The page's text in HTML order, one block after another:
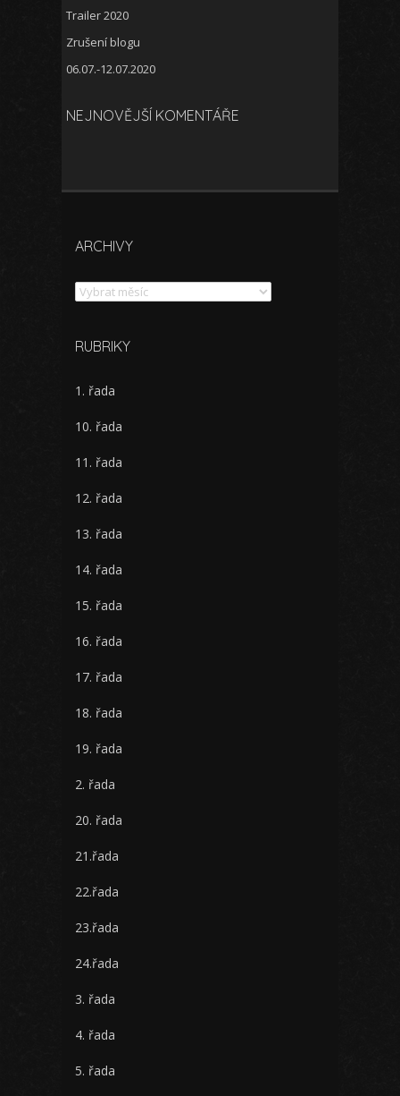
Trailer 2020
Zrušení blogu
06.07.-12.07.2020
NEJNOVĚJŠÍ KOMENTÁŘE
ARCHIVY
Archivy
RUBRIKY
1. řada
10. řada
11. řada
12. řada
13. řada
14. řada
15. řada
16. řada
17. řada
18. řada
19. řada
2. řada
20. řada
21.řada
22.řada
23.řada
24.řada
3. řada
4. řada
5. řada